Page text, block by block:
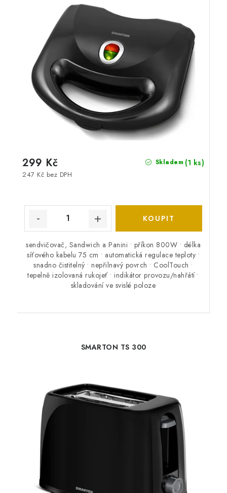
Skladem (1 ks)
247 Kč bez DPH
299 Kč
sendvičovač, Sandwich a Panini • příkon 800W • délka
síťového kabelu 75 cm • automatická regulace teploty •
snadno čistitelný • nepřilnavý povrch • CoolTouch •
tepelně izolovaná rukojeť • indikátor provozu/nahřátí •
skladování ve svislé poloze
SMARTON TS 300